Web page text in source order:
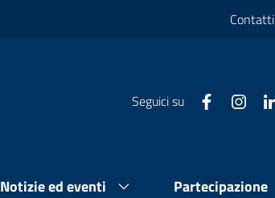
Contatti
Seguici su
Notizie ed eventi Partecipazione